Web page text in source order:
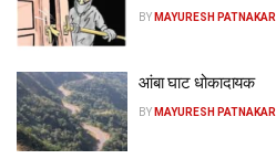
BY MAYURESH PATNAKAR
आंबा घाट धोकादायक
BY MAYURESH PATNAKAR